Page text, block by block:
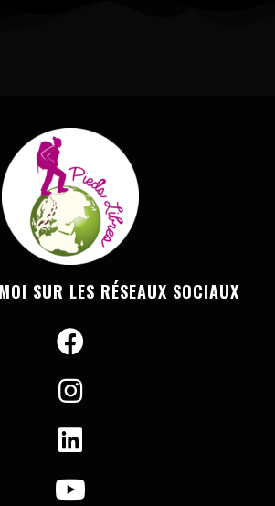
SUR LES RÉSEAUX SOCIAUX